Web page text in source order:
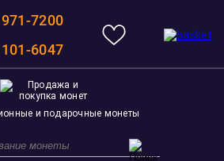
7200
6047
и подарочные монеты